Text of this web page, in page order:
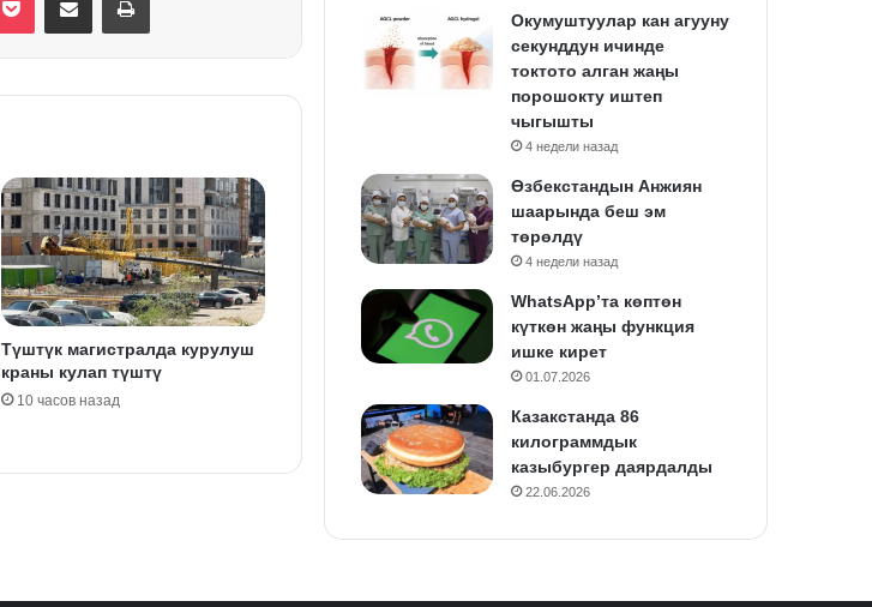
Түштүк магистралда курулуш
краны кулап түштү
10 часов назад
Окумуштуулар кан агууну
секунддун ичинде
токтото алган жаңы
порошокту иштеп
чыгышты
4 недели назад
Өзбекстандын Анжиян
шаарында беш эм
төрөлдү
4 недели назад
WhatsApp’та көптөн
күткөн жаңы функция
ишке кирет
01.07.2026
Казакстанда 86
килограммдык
казыбургер даярдалды
22.06.2026